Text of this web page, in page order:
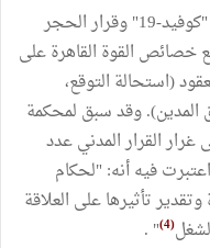
ولا شك في هذا المجال أن وباء الكورونة "كوفيد-19" وقرار الحجر
القوة القاهرة على
والعقود (استحالة التوقع،
المدين). وقد سبق لمحكمة
القرار المدني عدد
أكتوبر 1984، والذي اعتبرت فيه أنه: "لحكام
تأثيرها على العلاقة
(4)
" .